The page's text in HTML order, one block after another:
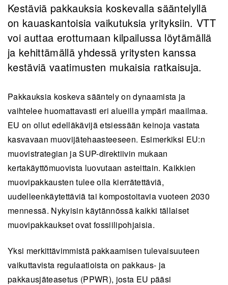
Kestäviä pakkauksia koskevalla sääntelyllä
on kauaskantoisia vaikutuksia yrityksiin. VTT
voi auttaa erottumaan kilpailussa löytämällä
ja kehittämällä yhdessä yritysten kanssa
kestäviä vaatimusten mukaisia ratkaisuja.
Pakkauksia koskeva sääntely on dynaamista ja
vaihtelee huomattavasti eri alueilla ympäri maailmaa.
EU on ollut edelläkävijä etsiessään keinoja vastata
kasvavaan muovijätehaasteeseen. Esimerkiksi EU:n
muovistrategian ja SUP-direktiivin mukaan
kertakäyttömuovista luovutaan asteittain. Kaikkien
muovipakkausten tulee olla kierrätettäviä,
uudelleenkäytettäviä tai kompostoitavia vuoteen 2030
mennessä. Nykyisin käytännössä kaikki tällaiset
muovipakkaukset ovat fossiilipohjaisia.
Yksi merkittävimmistä pakkaamisen tulevaisuuteen
vaikuttavista regulaatioista on pakkaus- ja
pakkausjäteasetus (PPWR), josta EU pääsi